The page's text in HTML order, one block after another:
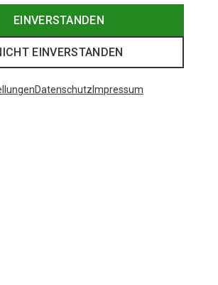
EINVERSTANDEN
EINVERSTANDEN
Datenschutz Impressum